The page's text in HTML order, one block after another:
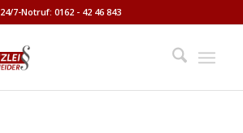
24/7-Notruf: 0162 - 42 46 843